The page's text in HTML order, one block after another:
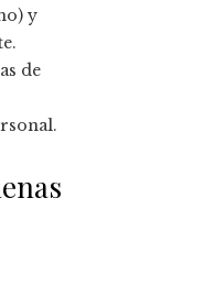
y
de